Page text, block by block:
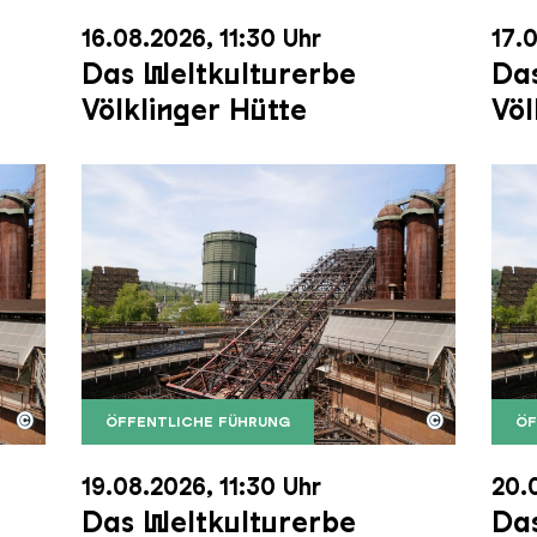
16.08.2026, 11:30 Uhr
Das Weltkulturerbe
Völklinger Hütte
Hütte mit dem Gasometer im Hintergrund
Hütte | Karl Heinrich Veith
© ÖFFENTLICHE FÜHRUNG
Der Erzschrägaufzug der Völklinger Hütte
Copyright: Weltkulturerbe Völklinger Hütte |
©
19.08.2026, 11:30 Uhr
Das Weltkulturerbe
Der